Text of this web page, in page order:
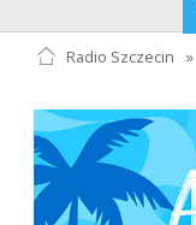
Radio Szczecin »